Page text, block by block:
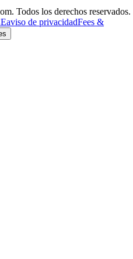
Todos los derechos reservados.
aviso de privacidadFees &